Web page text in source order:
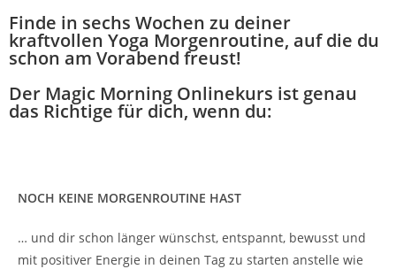
Finde in sechs Wochen zu deiner
kraftvollen Yoga Morgenroutine, auf die du
schon am Vorabend freust!
Der Magic Morning Onlinekurs ist genau
das Richtige für dich, wenn du:
NOCH KEINE MORGENROUTINE HAST
… und dir schon länger wünschst, entspannt, bewusst und
mit positiver Energie in deinen Tag zu starten anstelle wie